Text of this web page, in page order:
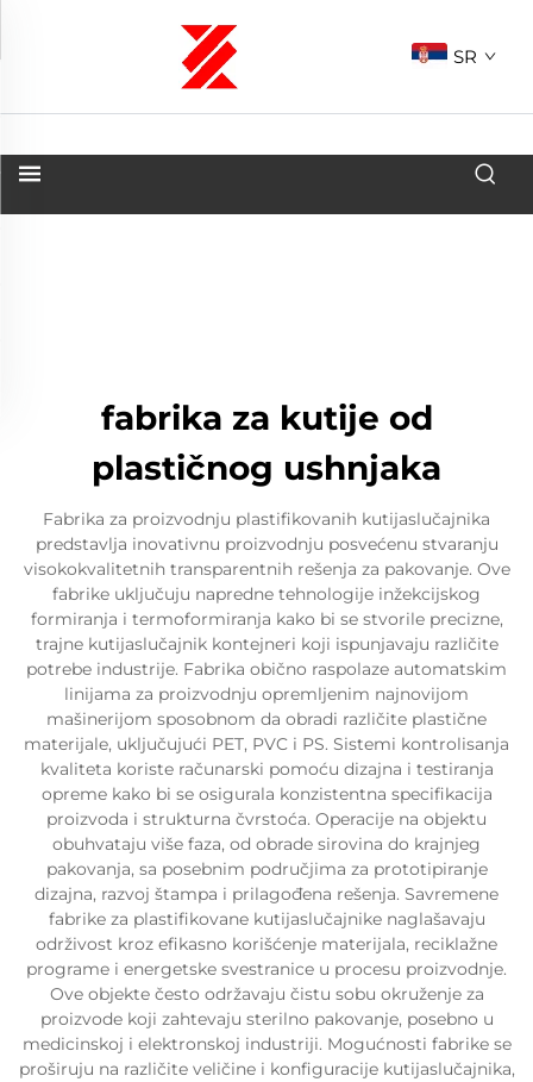
SR
fabrika za kutije od
plastičnog ushnjaka
Fabrika za proizvodnju plastifikovanih kutijaslučajnika
predstavlja inovativnu proizvodnju posvećenu stvaranju
visokokvalitetnih transparentnih rešenja za pakovanje. Ove
fabrike uključuju napredne tehnologije inžekcijskog
formiranja i termoformiranja kako bi se stvorile precizne,
trajne kutijaslučajnik kontejneri koji ispunjavaju različite
potrebe industrije. Fabrika obično raspolaze automatskim
linijama za proizvodnju opremljenim najnovijom
mašinerijom sposobnom da obradi različite plastične
materijale, uključujući PET, PVC i PS. Sistemi kontrolisanja
kvaliteta koriste računarski pomoću dizajna i testiranja
opreme kako bi se osigurala konzistentna specifikacija
proizvoda i strukturna čvrstoća. Operacije na objektu
obuhvataju više faza, od obrade sirovina do krajnjeg
pakovanja, sa posebnim područjima za prototipiranje
dizajna, razvoj štampa i prilagođena rešenja. Savremene
fabrike za plastifikovane kutijaslučajnike naglašavaju
održivost kroz efikasno korišćenje materijala, reciklažne
programe i energetske svestranice u procesu proizvodnje.
Ove objekte često održavaju čistu sobu okruženje za
proizvode koji zahtevaju sterilno pakovanje, posebno u
medicinskoj i elektronskoj industriji. Mogućnosti fabrike se
proširuju na različite veličine i konfiguracije kutijaslučajnika,